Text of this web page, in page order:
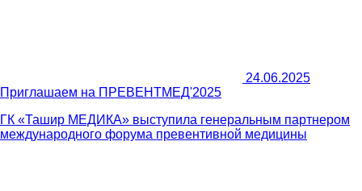
24.06.2025
Приглашаем на ПРЕВЕНТМЕД'2025
ГК «Ташир МЕДИКА» выступила генеральным партнером
международного форума превентивной медицины